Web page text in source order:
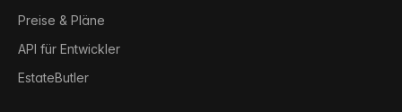
Preise & Pläne
API für Entwickler
EstateButler